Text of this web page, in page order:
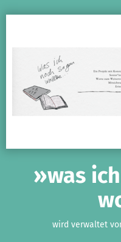
»was
wird verwaltet